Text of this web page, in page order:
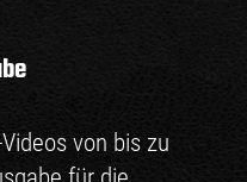
von bis zu